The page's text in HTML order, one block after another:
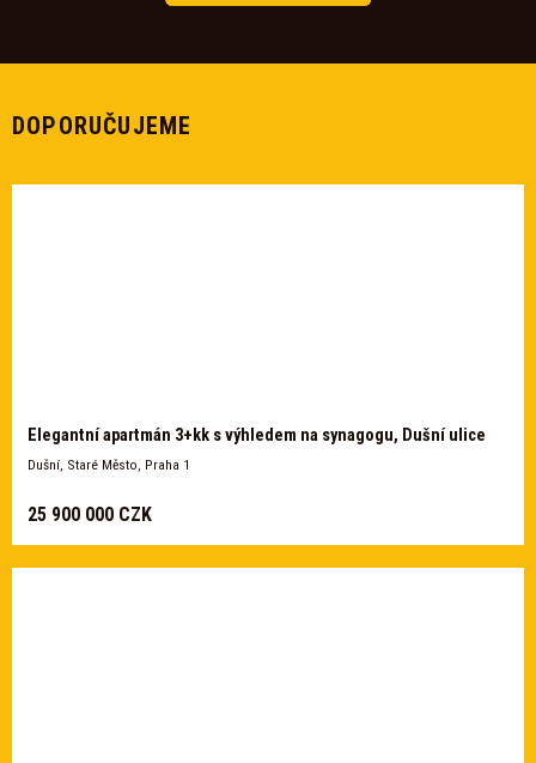
DOPORUČUJEME
Elegantní apartmán 3+kk s výhledem na synagogu, Dušní ulice
Dušní, Staré Město, Praha 1
25 900 000 CZK